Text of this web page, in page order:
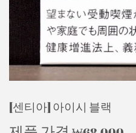
[센티아] 아이시 블랙